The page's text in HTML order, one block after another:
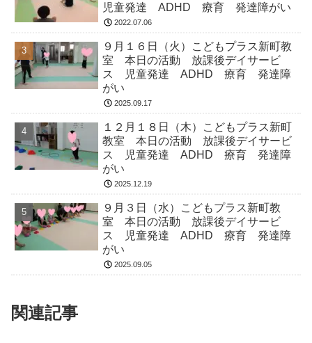
児童発達 ADHD 療育 発達障がい
2022.07.06
９月１６日（火）こどもプラス新町教
室 本日の活動 放課後デイサービ
ス 児童発達 ADHD 療育 発達障
がい
2025.09.17
１２月１８日（木）こどもプラス新町
教室 本日の活動 放課後デイサービ
ス 児童発達 ADHD 療育 発達障
がい
2025.12.19
９月３日（水）こどもプラス新町教
室 本日の活動 放課後デイサービ
ス 児童発達 ADHD 療育 発達障
がい
2025.09.05
関連記事